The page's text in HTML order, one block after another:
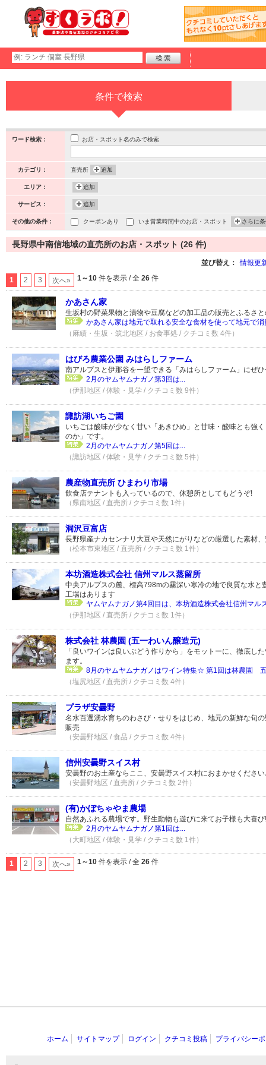
条件で検索
ワード検索： お店・スポット名のみで検索
カテゴリ： 直売所 追加
エリア： 追加
サービス： 追加
その他の条件： クーポンあり いま営業時間中のお店・スポット さらに
長野県中南信地域の直売所のお店・スポット (26 件)
並び替え： 情報更
1 2 3 次へ» 1～10 件を表示 / 全 26 件
かあさん家
生坂村の野菜果物と漬物や豆腐などの加工品の販売とふるさ
かあさん家は地元で取れる安全な食材を使って地元で
（麻績・生坂・筑北地区 / お食事処 / クチコミ数 4件）
はびろ農業公園 みはらしファーム
南アルプスと伊那谷を一望できる「みはらしファーム」にぜ
2月のヤムヤムナガノ第3回は...
（伊那地区 / 体験・見学 / クチコミ数 9件）
諏訪湖いちご園
いちごは酸味が少なく甘い「あきひめ」と甘味・酸味とも強
のか」です。
2月のヤムヤムナガノ第5回は...
（諏訪地区 / 体験・見学 / クチコミ数 5件）
農産物直売所 ひまわり市場
飲食店テナントも入っているので、休憩所としてもどうぞ!
（県南地区 / 直売所 / クチコミ数 1件）
洞沢豆富店
長野県産ナカセンナリ大豆や天然にがりなどの厳選した素材
（松本市東地区 / 直売所 / クチコミ数 1件）
本坊酒造株式会社 信州マルス蒸留所
中央アルプスの麓、標高798mの霧深い寒冷の地で良質な水と
工場はあります
ヤムヤムナガノ第4回目は、本坊酒造株式会社信州マル
（伊那地区 / 直売所 / クチコミ数 1件）
株式会社 林農園 (五一わいん醸造元)
「良いワインは良いぶどう作りから」をモットーに、徹底し
ます。
8月のヤムヤムナガノはワイン特集☆ 第1回は林農園
（塩尻地区 / 直売所 / クチコミ数 4件）
プラザ安曇野
名水百選湧水育ちのわさび・せりをはじめ、地元の新鮮な旬
販売
（安曇野地区 / 食品 / クチコミ数 4件）
信州安曇野スイス村
安曇野のお土産ならここ、安曇野スイス村におまかせください
（安曇野地区 / 直売所 / クチコミ数 2件）
(有)かぼちゃやま農場
自然あふれる農場です。野生動物も遊びに来てお子様も大喜び
2月のヤムヤムナガノ第1回は...
（大町地区 / 体験・見学 / クチコミ数 1件）
1 2 3 次へ» 1～10 件を表示 / 全 26 件
ホーム サイトマップ ログイン クチコミ投稿 プライバシー